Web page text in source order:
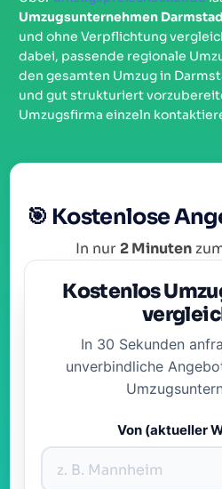
Umzugsunternehmen
und ohne Verpflichtung
dabei, passende regionale
den gesamten Umzug in
und gut strukturiert
Umzugsfirma einzeln
🎯 Kostenlose
In nur2 Minuten
Kostenlos
In 30 Sekunden
unverbindliche
Von (aktueller